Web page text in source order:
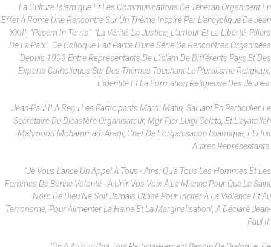
La Culture Islamique Et Les Communications De Téhéran Organisent En
Effet À Rome Une Rencontre Sur Un Thème Inspiré Par L’encyclique De Jean
XXIII, "Pacem In Terris": "La Vérité, La Justice, L’amour Et La Liberté, Piliers
De La Paix". Ce Colloque Fait Partie D’une Série De Rencontres Organisées
Depuis 1999 Entre Représentants De L’islam De Différents Pays Et Des
Experts Catholiques Sur Des Thèmes Touchant Le Pluralisme Religieux,
L’identité Et La Formation Religieuse Des Jeunes.
Jean-Paul II A Reçu Les Participants Mardi Matin, Saluant En Particulier Le
Secrétaire Du Dicastère Organisateur, Mgr Pier Luigi Celata, Et L’ayatollah
Mahmood Mohammadi Araqi, Chef De L’organisation Islamique, Et Huit
Autres Représentants.
"Je Vous Lance Un Appel À Tous - Ainsi Qu’à Tous Les Hommes Et Les
Femmes De Bonne Volonté - À Unir Vos Voix À La Mienne Pour Que Le Saint
Nom De Dieu Ne Soit Jamais Utilisé Pour Inciter À La Violence Et Au
Terrorisme, Pour Alimenter La Haine Et La Marginalisation", A Déclaré Jean-
Paul II.